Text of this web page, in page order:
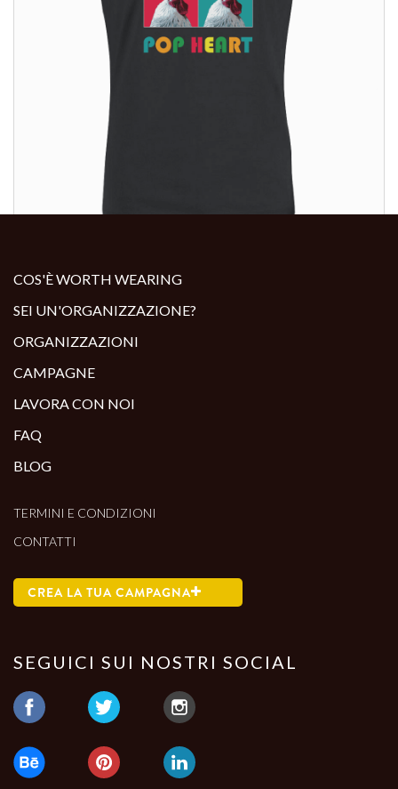
COS'È WORTH WEARING
SEI UN'ORGANIZZAZIONE?
ORGANIZZAZIONI
CAMPAGNE
LAVORA CON NOI
FAQ
BLOG
TERMINI E CONDIZIONI
CONTATTI
CREA LA TUA CAMPAGNA
SEGUICI SUI NOSTRI SOCIAL